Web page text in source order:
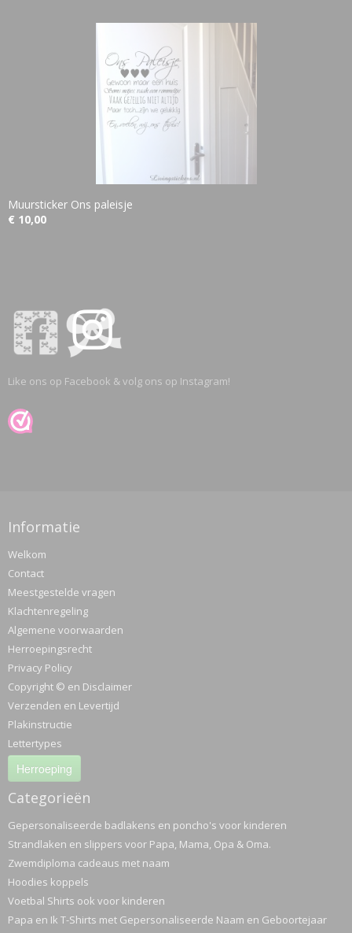
Muursticker Ons paleisje
€ 10,00
Like ons op Facebook & volg ons op Instagram!
Informatie
Welkom
Contact
Meestgestelde vragen
Klachtenregeling
Algemene voorwaarden
Herroepingsrecht
Privacy Policy
Copyright © en Disclaimer
Verzenden en Levertijd
Plakinstructie
Lettertypes
Herroeping
Categorieën
Gepersonaliseerde badlakens en poncho's voor kinderen
Strandlaken en slippers voor Papa, Mama, Opa & Oma.
Zwemdiploma cadeaus met naam
Hoodies koppels
Voetbal Shirts ook voor kinderen
Papa en Ik T-Shirts met Gepersonaliseerde Naam en Geboortejaar